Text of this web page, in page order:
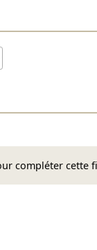
compléter cette